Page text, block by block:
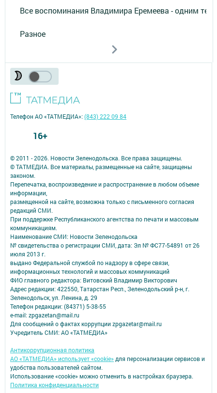
Все воспоминания Владимира Еремеева - одним
Разное
© 2011 - 2026. Новости Зеленодольска. Все права защищены.
© ТАТМЕДИА. Все материалы, размещенные на сайте, защищены
законом.
Перепечатка, воспроизведение и распространение в любом объеме
информации,
размещенной на сайте, возможна только с письменного согласия
редакций СМИ.
При поддержке Республиканского агентства по печати и массовым
коммуникациям.
Наименование СМИ: Новости Зеленодольска
№ свидетельства о регистрации СМИ, дата: Эл № ФС77-54891 от 26
июля 2013 г.
выдано Федеральной службой по надзору в сфере связи,
информационных технологий и массовых коммуникаций
ФИО главного редактора: Витовский Владимир Викторович
Адрес редакции: 422550, Татарстан Респ., Зеленодольский р-н, г.
Зеленодольск, ул. Ленина, д. 29
Телефон редакции: (84371) 5-38-55
e-mail: zpgazetan@mail.ru
Для сообщений о фактах коррупции zpgazetar@mail.ru
Учредитель СМИ: АО «ТАТМЕДИА»
Антикоррупционная политика
АО «ТАТМЕДИА» использует «cookie» для персонализации сервисов и
удобства пользователей сайтом.
Использование «cookie» можно отменить в настройках браузера.
Политика конфиденциальности
Телефон АО «ТАТМЕДИА»:(843) 222 09 84
16+